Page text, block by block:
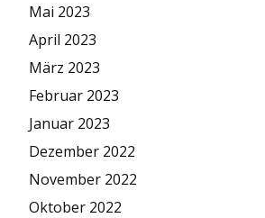
Mai 2023
April 2023
März 2023
Februar 2023
Januar 2023
Dezember 2022
November 2022
Oktober 2022